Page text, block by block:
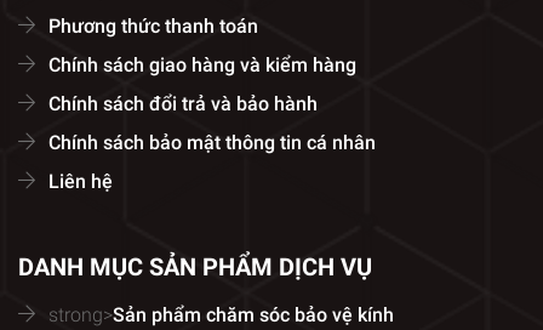
Phương thức thanh toán
Chính sách giao hàng và kiểm hàng
Chính sách đổi trả và bảo hành
Chính sách bảo mật thông tin cá nhân
Liên hệ
DANH MỤC SẢN PHẨM DỊCH VỤ
strong>Sản phẩm chăm sóc bảo vệ kính